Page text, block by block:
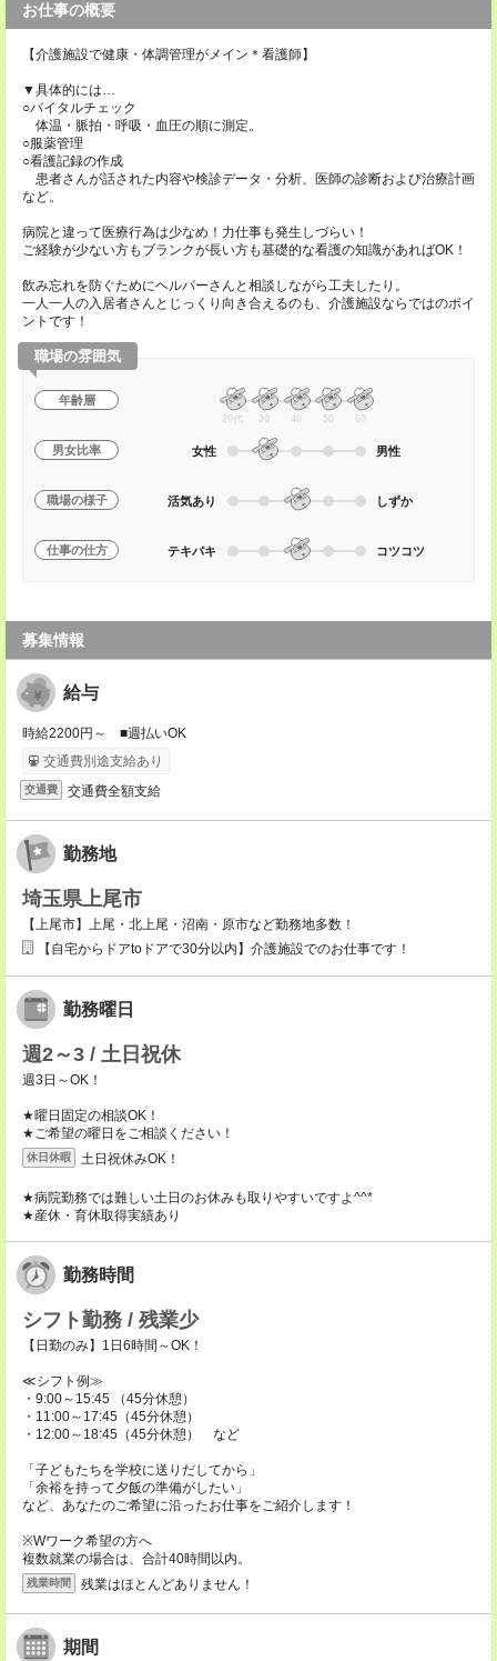
お仕事の概要
【介護施設で健康・体調管理がメイン＊看護師】
▼具体的には…
○バイタルチェック
体温・脈拍・呼吸・血圧の順に測定。
○服薬管理
○看護記録の作成
患者さんが話された内容や検診データ・分析、医師の診断および治療計画
など。
病院と違って医療行為は少なめ！力仕事も発生しづらい！
ご経験が少ない方もブランクが長い方も基礎的な看護の知識があればOK！
飲み忘れを防ぐためにヘルパーさんと相談しながら工夫したり。
一人一人の入居者さんとじっくり向き合えるのも、介護施設ならではのポイ
ントです！
職場の雰囲気
年齢層
20代 30 40 50 60
男女比率 女性 男性
職場の様子 活気あり しずか
仕事の仕方 テキパキ コツコツ
募集情報
給与
時給2200円～ ■週払いOK
交通費別途支給あり
交通費 交通費全額支給
勤務地
埼玉県上尾市
【上尾市】上尾・北上尾・沼南・原市など勤務地多数！
【自宅からドアtoドアで30分以内】介護施設でのお仕事です！
勤務曜日
週2～3 / 土日祝休
週3日～OK！
★曜日固定の相談OK！
★ご希望の曜日をご相談ください！
休日休暇 土日祝休みOK！
★病院勤務では難しい土日のお休みも取りやすいですよ^^*
★産休・育休取得実績あり
勤務時間
シフト勤務 / 残業少
【日勤のみ】1日6時間～OK！
≪シフト例≫
・9:00～15:45 （45分休憩）
・11:00～17:45（45分休憩）
・12:00～18:45（45分休憩） など
「子どもたちを学校に送りだしてから」
「余裕を持って夕飯の準備がしたい」
など、あなたのご希望に沿ったお仕事をご紹介します！
※Wワーク希望の方へ
複数就業の場合は、合計40時間以内。
残業時間 残業はほとんどありません！
期間